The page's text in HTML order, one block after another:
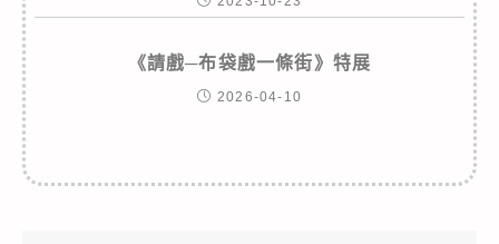
《請戲─布袋戲一條街》特展
2026-04-10